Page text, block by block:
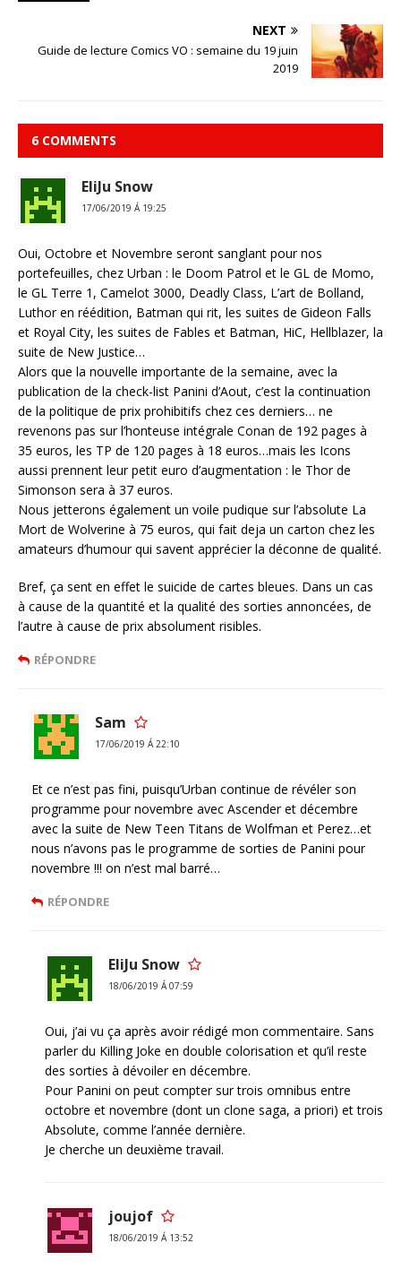
NEXT
Guide de lecture Comics VO : semaine du 19 juin
2019
6 COMMENTS
EliJu Snow
17/06/2019 Á 19:25
Oui, Octobre et Novembre seront sanglant pour nos
portefeuilles, chez Urban : le Doom Patrol et le GL de Momo,
le GL Terre 1, Camelot 3000, Deadly Class, L’art de Bolland,
Luthor en réédition, Batman qui rit, les suites de Gideon Falls
et Royal City, les suites de Fables et Batman, HiC, Hellblazer, la
suite de New Justice…
Alors que la nouvelle importante de la semaine, avec la
publication de la check-list Panini d’Aout, c’est la continuation
de la politique de prix prohibitifs chez ces derniers… ne
revenons pas sur l’honteuse intégrale Conan de 192 pages à
35 euros, les TP de 120 pages à 18 euros…mais les Icons
aussi prennent leur petit euro d’augmentation : le Thor de
Simonson sera à 37 euros.
Nous jetterons également un voile pudique sur l’absolute La
Mort de Wolverine à 75 euros, qui fait deja un carton chez les
amateurs d’humour qui savent apprécier la déconne de qualité.
Bref, ça sent en effet le suicide de cartes bleues. Dans un cas
à cause de la quantité et la qualité des sorties annoncées, de
l’autre à cause de prix absolument risibles.
RÉPONDRE
Sam
17/06/2019 Á 22:10
Et ce n’est pas fini, puisqu’Urban continue de révéler son
programme pour novembre avec Ascender et décembre
avec la suite de New Teen Titans de Wolfman et Perez…et
nous n’avons pas le programme de sorties de Panini pour
novembre !!! on n’est mal barré…
RÉPONDRE
EliJu Snow
18/06/2019 Á 07:59
Oui, j’ai vu ça après avoir rédigé mon commentaire. Sans
parler du Killing Joke en double colorisation et qu’il reste
des sorties à dévoiler en décembre.
Pour Panini on peut compter sur trois omnibus entre
octobre et novembre (dont un clone saga, a priori) et trois
Absolute, comme l’année dernière.
Je cherche un deuxième travail.
joujof
18/06/2019 Á 13:52